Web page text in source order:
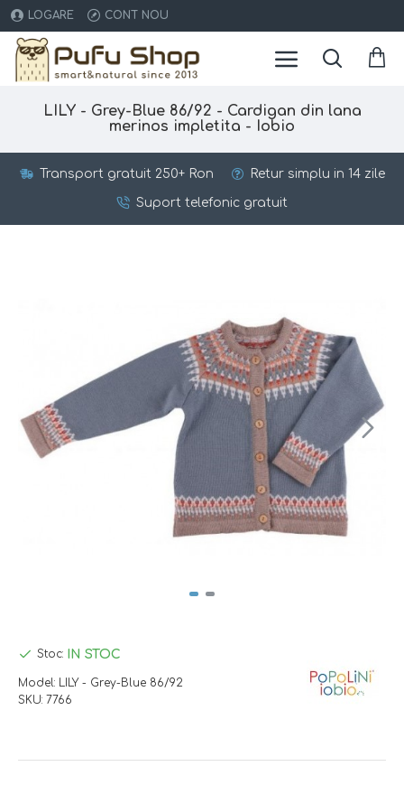
LOGARE CONT NOU
LILY - Grey-Blue 86/92 - Cardigan din lana
merinos impletita - Iobio
Transport gratuit 250+ Ron Retur simplu in 14 zile
Suport telefonic gratuit
Stoc: IN STOC
Model: LILY - Grey-Blue 86/92
SKU: 7766